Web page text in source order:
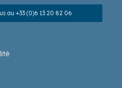
au +33 (0)6 13 20 82 06